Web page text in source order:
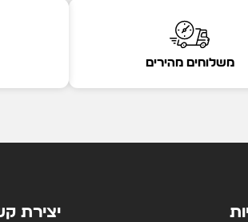
משלוחים מהירים
יצירת